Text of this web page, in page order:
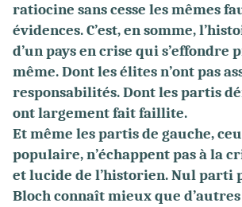
ratiocine sans cesse les mêmes
évidences. C’est, en somme,
d’un pays en crise qui s’effondre
même. Dont les élites n’ont pas
responsabilités. Dont les partis
ont largement fait faillite.
Et même les partis de gauche,
populaire, n’échappent pas à la
et lucide de l’historien. Nul parti
Bloch connaît mieux que